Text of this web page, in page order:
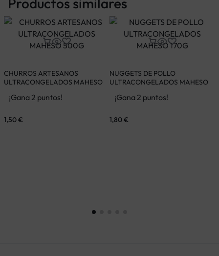
CHURROS ARTESANOS
ULTRACONGELADOS MAHESO
¡Gana 2 puntos!
1,50€
NUGGETS DE POLLO
ULTRACONGELADOS MAHESO
¡Gana 2 puntos!
1,80€